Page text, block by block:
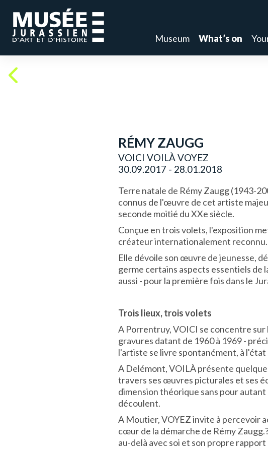
Museum What’s on
RÉMY ZAUGG
VOICI VOILÀ VOYEZ
30.09.2017 - 28.01.2018
Terre natale de Rémy Zaugg (1943-
connus de l'œuvre de cet artiste
seconde moitié du XXe siècle.
Conçue en trois volets, l'exposition
créateur internationalement reconnu.
Elle dévoile son œuvre de jeunesse,
germe certains aspects essentiels
aussi - pour la première fois dans le
Trois lieux, trois volets
A Porrentruy, VOICI se concentre
gravures datant de 1960 à 1969 -
l'artiste se livre spontanément, à
A Delémont, VOILÀ présente
travers ses œuvres picturales et ses
dimension théorique sans pour
découlent.
A Moutier, VOYEZ invite à percevoir
cœur de la démarche de Rémy
au-delà avec soi et son propre rapport